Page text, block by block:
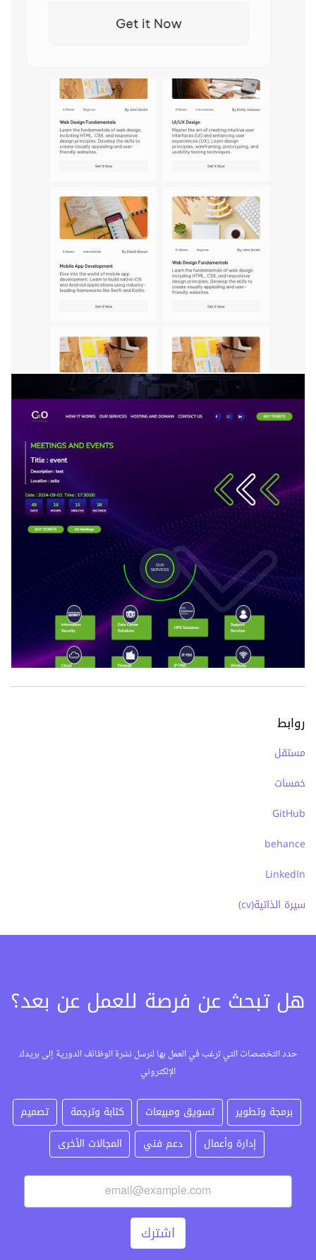
روابط
مستقل
خمسات
GitHub
behance
LinkedIn
سيرة الذاتية(cv)
هل تبحث عن فرصة للعمل عن بعد؟
حدد التخصصات التي ترغب في العمل بها لنرسل نشرة الوظائف الدورية إلى بريدك
الإلكتروني
برمجة وتطوير تسويق ومبيعات كتابة وترجمة
تصميم
إدارة وأعمال
دعم فني المجالات الأخرى
اشترك